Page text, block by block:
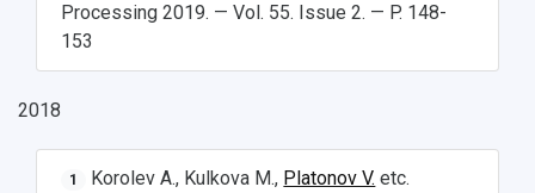
Processing 2019. — Vol. 55. Issue 2. — P. 148-
153
2018
1 Korolev A., Kulkova M., Platonov V. etc.